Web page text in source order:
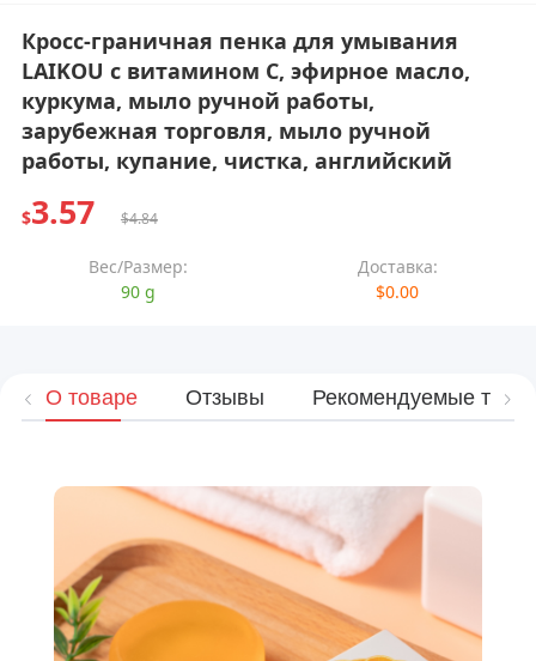
Кросс-граничная пенка для умывания
LAIKOU с витамином C, эфирное масло,
куркума, мыло ручной работы,
зарубежная торговля, мыло ручной
работы, купание, чистка, английский
$3.57 $4.84
Вес/Размер:
90 g
Доставка:
$0.00
О товаре Отзывы Рекомендуемые